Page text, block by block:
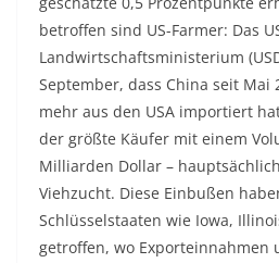
betroffen sind US-Farmer: Das
Landwirtschaftsministerium
September, dass China seit Mai
mehr aus den USA importiert
der größte Käufer mit einem
Milliarden Dollar –
Viehzucht. Diese Einbußen
Schlüsselstaaten wie Iowa,
getroffen, wo Exporteinnahmen